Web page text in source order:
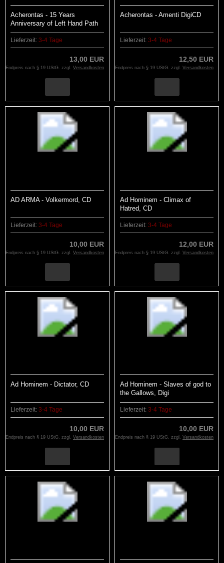
Acherontas - 15 Years
Anniversary of Left Hand Path
Esoterica
Lieferzeit: 3-4 Tage
13,00 EUR
Endpreis nach § 19 UStG. zzgl. Versandkosten
Acherontas - Amenti DigiCD
Lieferzeit: 3-4 Tage
12,50 EUR
Endpreis nach § 19 UStG. zzgl. Versandkosten
AD ARMA - Volkermord, CD
Lieferzeit: 3-4 Tage
10,00 EUR
Endpreis nach § 19 UStG. zzgl. Versandkosten
Ad Hominem - Climax of
Hatred, CD
Lieferzeit: 3-4 Tage
12,00 EUR
Endpreis nach § 19 UStG. zzgl. Versandkosten
Ad Hominem - Dictator, CD
Lieferzeit: 3-4 Tage
10,00 EUR
Endpreis nach § 19 UStG. zzgl. Versandkosten
Ad Hominem - Slaves of god to
the Gallows, Digi
Lieferzeit: 3-4 Tage
10,00 EUR
Endpreis nach § 19 UStG. zzgl. Versandkosten